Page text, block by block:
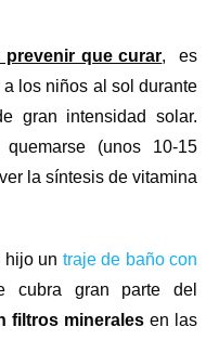
prevenir que curar, es
los niños al sol durante
gran intensidad solar.
(unos 10-15
la síntesis de vitamina
hijo un traje de baño con
cubra gran parte del
filtros minerales en las